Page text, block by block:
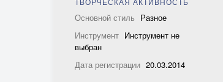
Основной стиль Разное
Инструмент Инструмент не
выбран
Дата регистрации 20.03.2014